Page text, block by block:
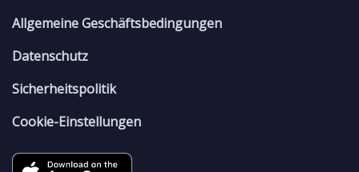
Allgemeine Geschäftsbedingungen
Datenschutz
Sicherheitspolitik
Cookie-Einstellungen